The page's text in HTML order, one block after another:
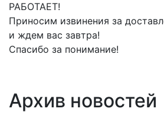
РАБОТАЕТ!
Приносим извинения за
и ждем вас завтра!
Спасибо за понимание!
Архив новостей